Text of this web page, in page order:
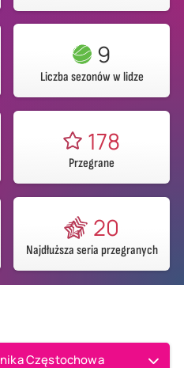
9
Liczba sezonów w lidze
178
Przegrane
20
Najdłuższa seria przegranych
Częstochowa